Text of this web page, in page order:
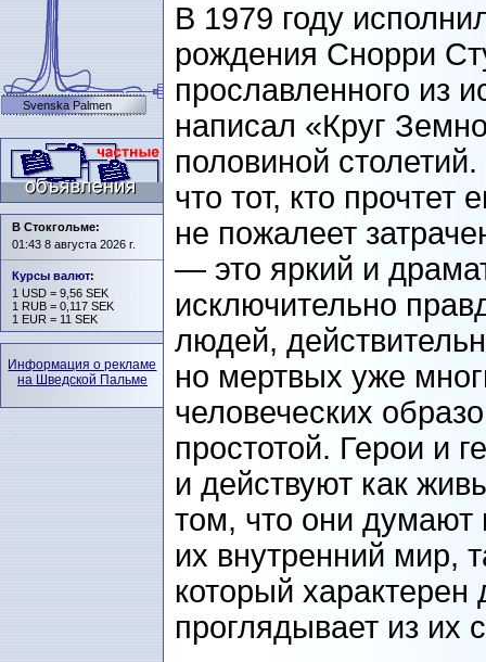
В 1979 году
рождения Снорри
прославленного из
написал «Круг
половиной
что тот, кто прочтет
не пожалеет
— это яркий и
исключительно
людей,
но мертвых уже
человеческих
простотой. Герои и
и действуют как
том, что они думают
их внутренний мир,
который
проглядывает из их
Svenska Palmen
В Стокгольме:
01:43 8 августа 2026 г.
Курсы валют:
1 USD = 9,56 SEK
1 RUB = 0,117 SEK
1 EUR = 11 SEK
Информация о рекламе
на Шведской Пальме